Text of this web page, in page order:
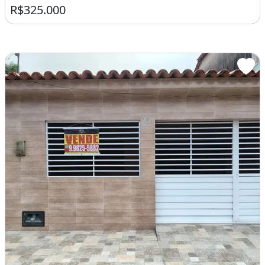
R$325.000